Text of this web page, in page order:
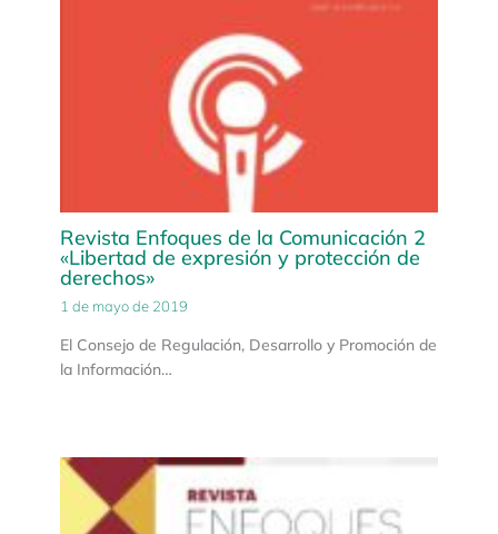
Revista Enfoques de la Comunicación 2
«Libertad de expresión y protección de
derechos»
1 de mayo de 2019
El Consejo de Regulación, Desarrollo y Promoción de
la Información…